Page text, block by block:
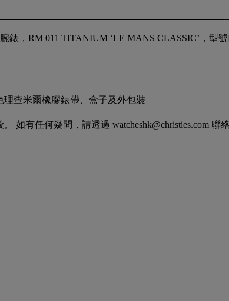
，RM 011 TITANIUM ‘LE MANS CLASSIC’，型
查米爾橡膠錶帶、盒子及外包裝
有任何疑問，請透過 watcheshk@christies.com 聯絡